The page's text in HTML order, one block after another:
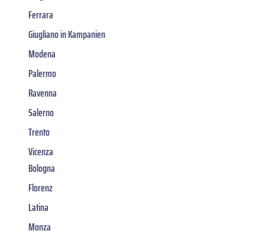
Ferrara
Giugliano in Kampanien
Modena
Palermo
Ravenna
Salerno
Trento
Vicenza
Bologna
Florenz
Latina
Monza